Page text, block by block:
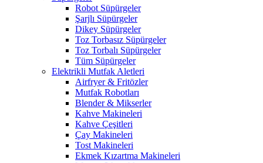
Robot Süpürgeler
Şarjlı Süpürgeler
Dikey Süpürgeler
Toz Torbasız Süpürgeler
Toz Torbalı Süpürgeler
Tüm Süpürgeler
Elektrikli Mutfak Aletleri
Airfryer & Fritözler
Mutfak Robotları
Blender & Mikserler
Kahve Makineleri
Kahve Çeşitleri
Çay Makineleri
Tost Makineleri
Ekmek Kızartma Makineleri